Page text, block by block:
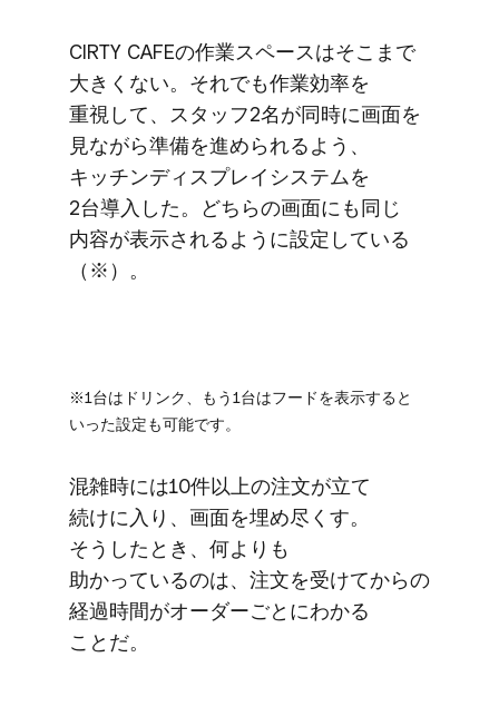
CIRTY CAFEの​作業スペースは​そこまで​
大きくない。​それでも​作業効率を​
重視して、​スタッフ2名が​同時に​画面を​
見ながら​準備を​進められる​よう、​
キッチンディスプレイシステムを​
2台導入した。​どちらの​画面にも​同じ​
内容が​表示されるように​設定している​
（※）。
※1台は​ドリンク、​もう​1台は​フードを​表示すると​
いった​設定も​可能です。
混雑時には​10件以上の​注文が​立て​
続けに​入り、​画面を​埋め尽くす。​
そうした​とき、​何よりも​
助かっているのは、​注文を​受けてからの​
経過時間が​オーダーごとに​わかる​
ことだ。